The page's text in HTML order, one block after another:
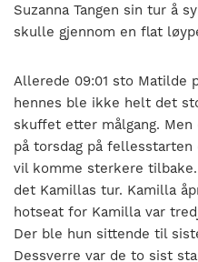
Suzanna Tangen sin tur å
skulle gjennom en flat
Allerede 09:01 sto Matilde
hennes ble ikke helt det
skuffet etter målgang.
på torsdag på
vil komme sterkere
det Kamillas tur. Kamilla
hotseat for Kamilla var
Der ble hun sittende til
Dessverre var de to sist